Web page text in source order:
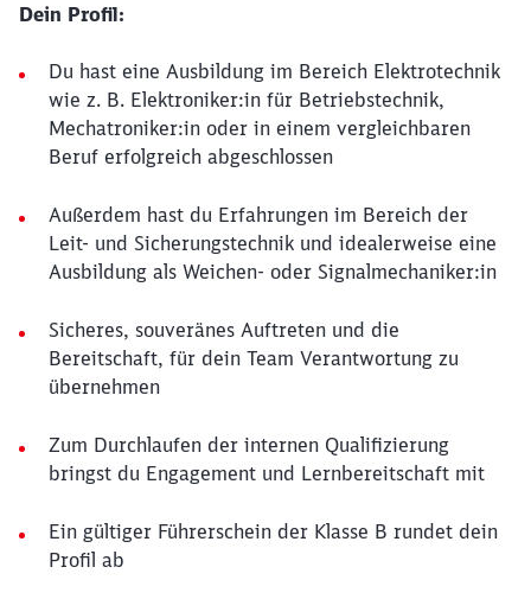
Dein Profil:
Du hast eine Ausbildung im Bereich Elektrotechnik
wie z. B. Elektroniker:in für Betriebstechnik,
Mechatroniker:in oder in einem vergleichbaren
Beruf erfolgreich abgeschlossen
Außerdem hast du Erfahrungen im Bereich der
Leit- und Sicherungstechnik und idealerweise eine
Ausbildung als Weichen- oder Signalmechaniker:in
Sicheres, souveränes Auftreten und die
Bereitschaft, für dein Team Verantwortung zu
übernehmen
Zum Durchlaufen der internen Qualifizierung
bringst du Engagement und Lernbereitschaft mit
Ein gültiger Führerschein der Klasse B rundet dein
Profil ab